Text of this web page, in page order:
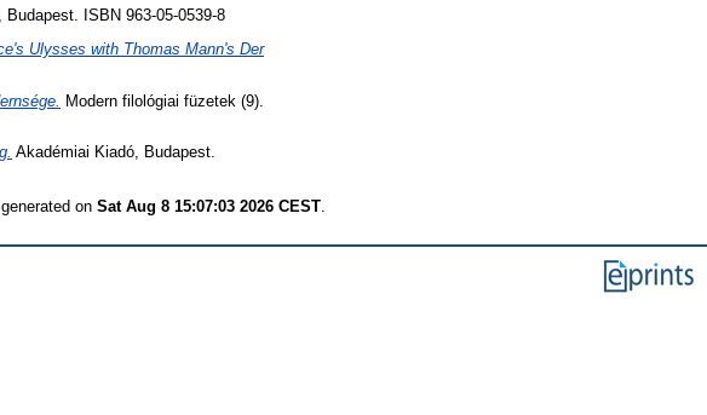
Budapest. ISBN 963-05-0539-8
Ulysses with Thomas Mann's Der
Modern filológiai füzetek (9).
Akadémiai Kiadó, Budapest.
on Sat Aug 8 15:07:03 2026 CEST.